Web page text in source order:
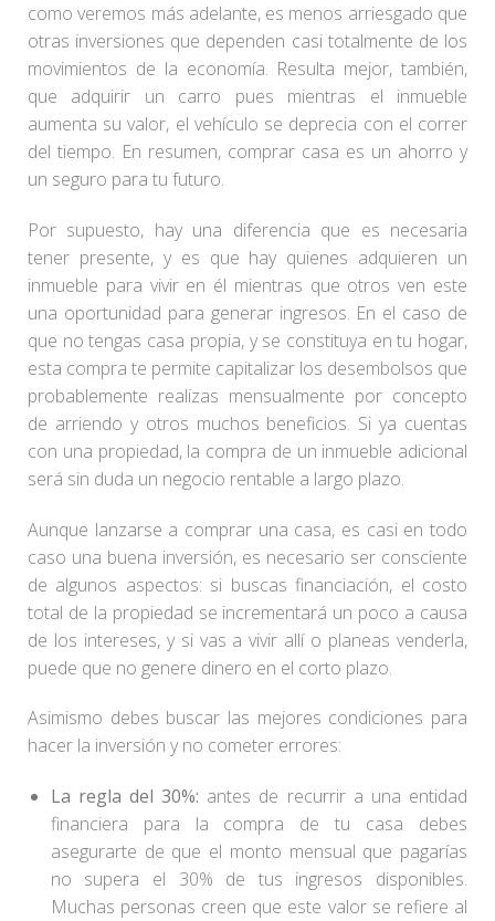
como veremos más adelante, es menos arriesgado que
otras inversiones que dependen casi totalmente de los
movimientos de la economía. Resulta mejor, también,
que adquirir un carro pues mientras el inmueble
aumenta su valor, el vehículo se deprecia con el correr
del tiempo. En resumen, comprar casa es un ahorro y
un seguro para tu futuro.
Por supuesto, hay una diferencia que es necesaria
tener presente, y es que hay quienes adquieren un
inmueble para vivir en él mientras que otros ven este
una oportunidad para generar ingresos. En el caso de
que no tengas casa propia, y se constituya en tu hogar,
esta compra te permite capitalizar los desembolsos que
probablemente realizas mensualmente por concepto
de arriendo y otros muchos beneficios. Si ya cuentas
con una propiedad, la compra de un inmueble adicional
será sin duda un negocio rentable a largo plazo.
Aunque lanzarse a comprar una casa, es casi en todo
caso una buena inversión, es necesario ser consciente
de algunos aspectos: si buscas financiación, el costo
total de la propiedad se incrementará un poco a causa
de los intereses, y si vas a vivir allí o planeas venderla,
puede que no genere dinero en el corto plazo.
Asimismo debes buscar las mejores condiciones para
hacer la inversión y no cometer errores:
La regla del 30%: antes de recurrir a una entidad
financiera para la compra de tu casa debes
asegurarte de que el monto mensual que pagarías
no supera el 30% de tus ingresos disponibles.
Muchas personas creen que este valor se refiere al